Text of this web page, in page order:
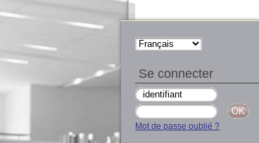
Se connecter
Mot de passe oublié ?